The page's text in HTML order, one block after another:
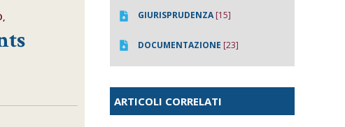
GIURISPRUDENZA[15]
DOCUMENTAZIONE [23]
ARTICOLI CORRELATI